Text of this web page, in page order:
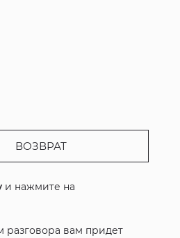
ВОЗВРАТ
и нажмите на
разговора вам придет